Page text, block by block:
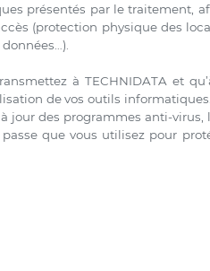
présentés par le traitement,
(protection physique des
à TECHNIDATA et
de vos outils
jour des programmes anti-
que vous utilisez pour